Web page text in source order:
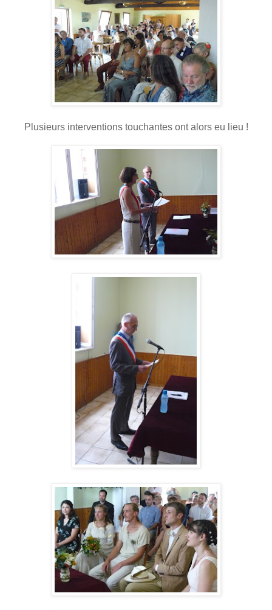
Plusieurs interventions touchantes ont alors eu lieu !